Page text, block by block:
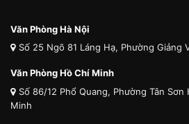
Văn Phòng Hà Nội
Số 25 Ngõ 81 Láng Hạ, Phường Giảng
Văn Phòng Hồ Chí Minh
Số 86/12 Phổ Quang, Phường Tân
Minh